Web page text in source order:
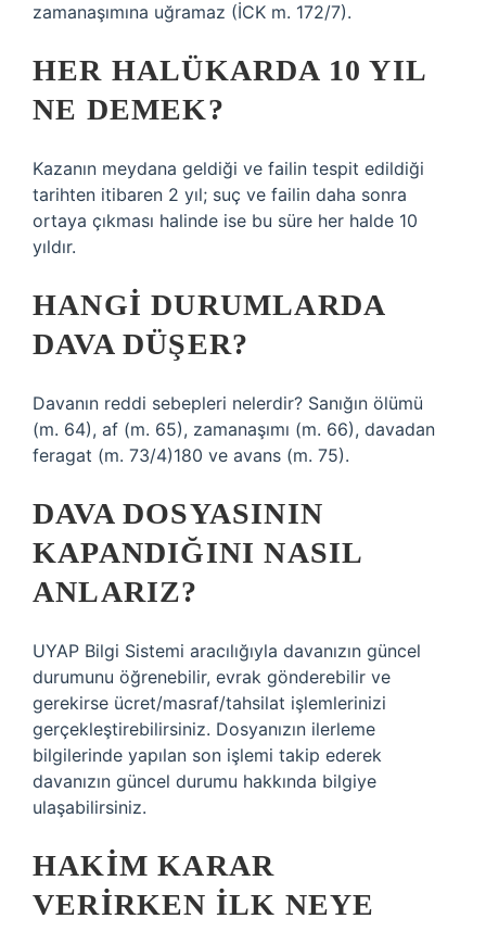
zamanaşımına uğramaz (İCK m. 172/7).
HER HALÜKARDA 10 YIL
NE DEMEK?
Kazanın meydana geldiği ve failin tespit edildiği
tarihten itibaren 2 yıl; suç ve failin daha sonra
ortaya çıkması halinde ise bu süre her halde 10
yıldır.
HANGI DURUMLARDA
DAVA DÜŞER?
Davanın reddi sebepleri nelerdir? Sanığın ölümü
(m. 64), af (m. 65), zamanaşımı (m. 66), davadan
feragat (m. 73/4)180 ve avans (m. 75).
DAVA DOSYASININ
KAPANDIĞINI NASIL
ANLARIZ?
UYAP Bilgi Sistemi aracılığıyla davanızın güncel
durumunu öğrenebilir, evrak gönderebilir ve
gerekirse ücret/masraf/tahsilat işlemlerinizi
gerçekleştirebilirsiniz. Dosyanızın ilerleme
bilgilerinde yapılan son işlemi takip ederek
davanızın güncel durumu hakkında bilgiye
ulaşabilirsiniz.
HAKIM KARAR
VERIRKEN ILK NEYE